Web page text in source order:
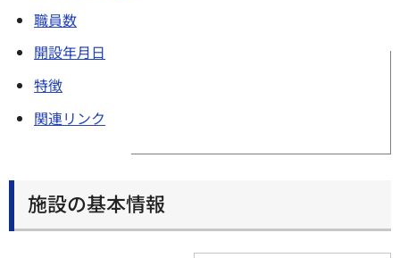
職員数
開設年月日
特徴
関連リンク
施設の基本情報